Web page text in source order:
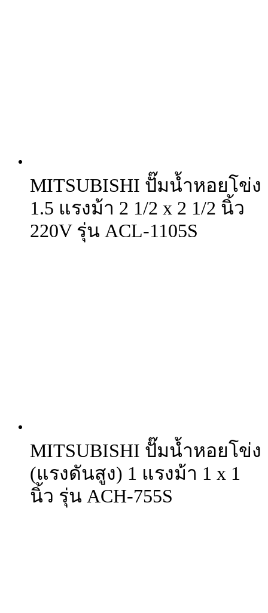
MITSUBISHI ปั๊มน้ำหอยโข่ง
1.5 แรงม้า 2 1/2 x 2 1/2 นิ้ว
220V รุ่น ACL-1105S
MITSUBISHI ปั๊มน้ำหอยโข่ง
(แรงดันสูง) 1 แรงม้า 1 x 1
นิ้ว รุ่น ACH-755S